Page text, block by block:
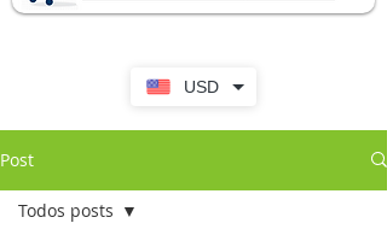
USD
Post
Todos posts